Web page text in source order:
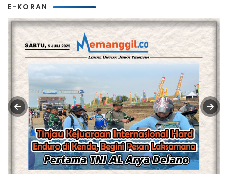
E-KORAN